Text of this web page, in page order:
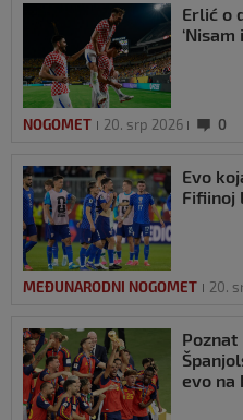
Erlić o
NOGOMET 20. srp 2026 0
Evo
Fifiinoj
MEĐUNARODNI NOGOMET 20.
Poznat
evo na